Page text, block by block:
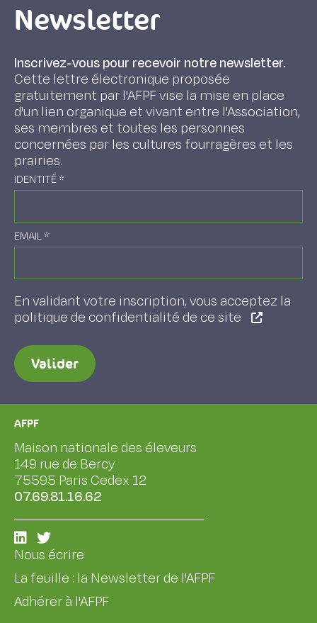
Newsletter
Inscrivez-vous pour recevoir notre newsletter.
Cette lettre électronique proposée
gratuitement par l'AFPF vise la mise en place
d'un lien organique et vivant entre l'Association,
ses membres et toutes les personnes
concernées par les cultures fourragères et les
prairies.
IDENTITÉ*
EMAIL*
En validant votre inscription, vous acceptez la
politique de confidentialité de ce site
Valider
AFPF
Maison nationale des éleveurs
149 rue de Bercy
75595 Paris Cedex 12
07.69.81.16.62
Nous écrire
La feuille : la Newsletter de l'AFPF
Adhérer à l'AFPF